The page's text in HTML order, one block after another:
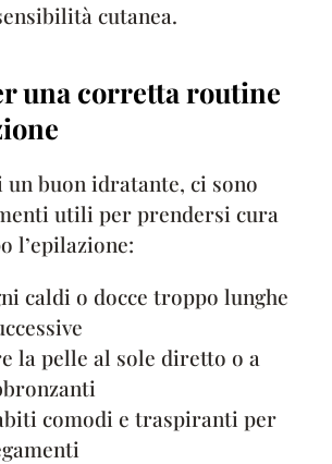
cutanea.
una corretta routine
un buon idratante, ci sono
utili per prendersi cura
l’epilazione:
caldi o docce troppo lunghe
la pelle al sole diretto o a
comodi e traspiranti per